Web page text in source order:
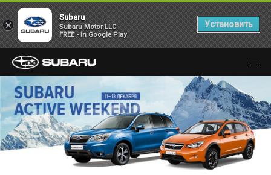
×
Subaru
Subaru Motor LLC
FREE - In Google Play
Установить